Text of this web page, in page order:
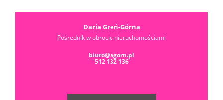
Daria Greń-Górna
Pośrednik w obrocie nieruchomościami
biuro@agorn.pl
512 132 136